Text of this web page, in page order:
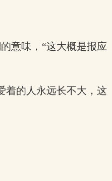
意味，“这大概是报应
着的人永远长不大，这